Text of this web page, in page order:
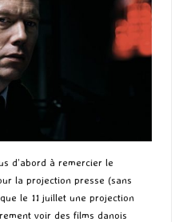
d’abord à remercier le
la projection presse (sans
le 11 juillet une projection
voir des films danois